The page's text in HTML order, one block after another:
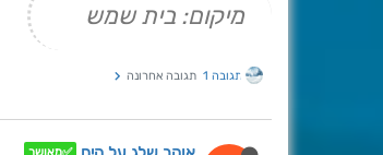
מיקום: בית שמש
תגובה 1 תגובה אחרונה